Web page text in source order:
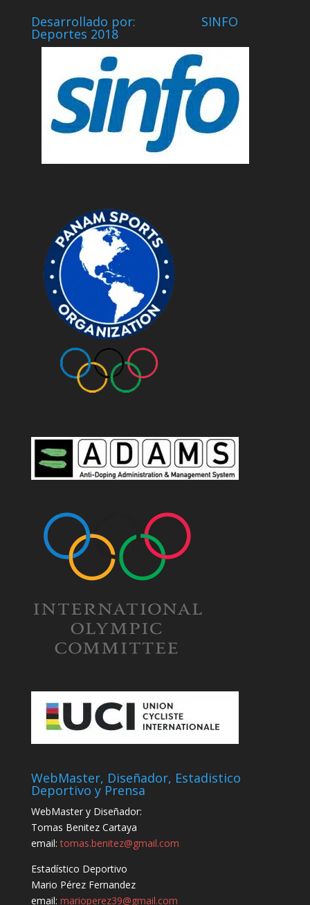
Desarrollado por: SINFO
Deportes 2018
WebMaster, Diseñador, Estadistico
Deportivo y Prensa
WebMaster y Diseñador:
Tomas Benitez Cartaya
email:tomas.benitez@gmail.com
Estadístico Deportivo
Mario Pérez Fernandez
email: marioperez39@gmail.com